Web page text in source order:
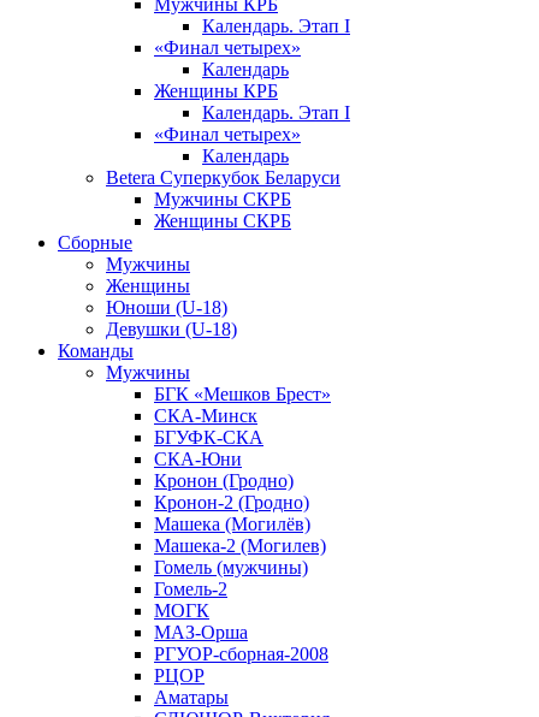
Мужчины КРБ
Календарь. Этап I
«Финал четырех»
Календарь
Женщины КРБ
Календарь. Этап I
«Финал четырех»
Календарь
Betera Суперкубок Беларуси
Мужчины СКРБ
Женщины СКРБ
Сборные
Мужчины
Женщины
Юноши (U-18)
Девушки (U-18)
Команды
Мужчины
БГК «Мешков Брест»
СКА-Минск
БГУФК-СКА
СКА-Юни
Кронон (Гродно)
Кронон-2 (Гродно)
Машека (Могилёв)
Машека-2 (Могилев)
Гомель (мужчины)
Гомель-2
МОГК
МАЗ-Орша
РГУОР-сборная-2008
РЦОР
Аматары